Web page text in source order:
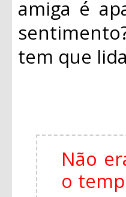
amiga é
tem que
Não
o